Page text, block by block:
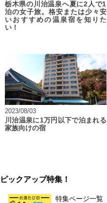
栃木県の川治温泉へ夏に2人で1
泊の女子旅。格安または少々安
いおすすめの温泉宿を知りた
い！
2023/08/03
川治温泉に1万円以下で泊まれる
家族向けの宿
ピックアップ特集！
特集ページ一覧